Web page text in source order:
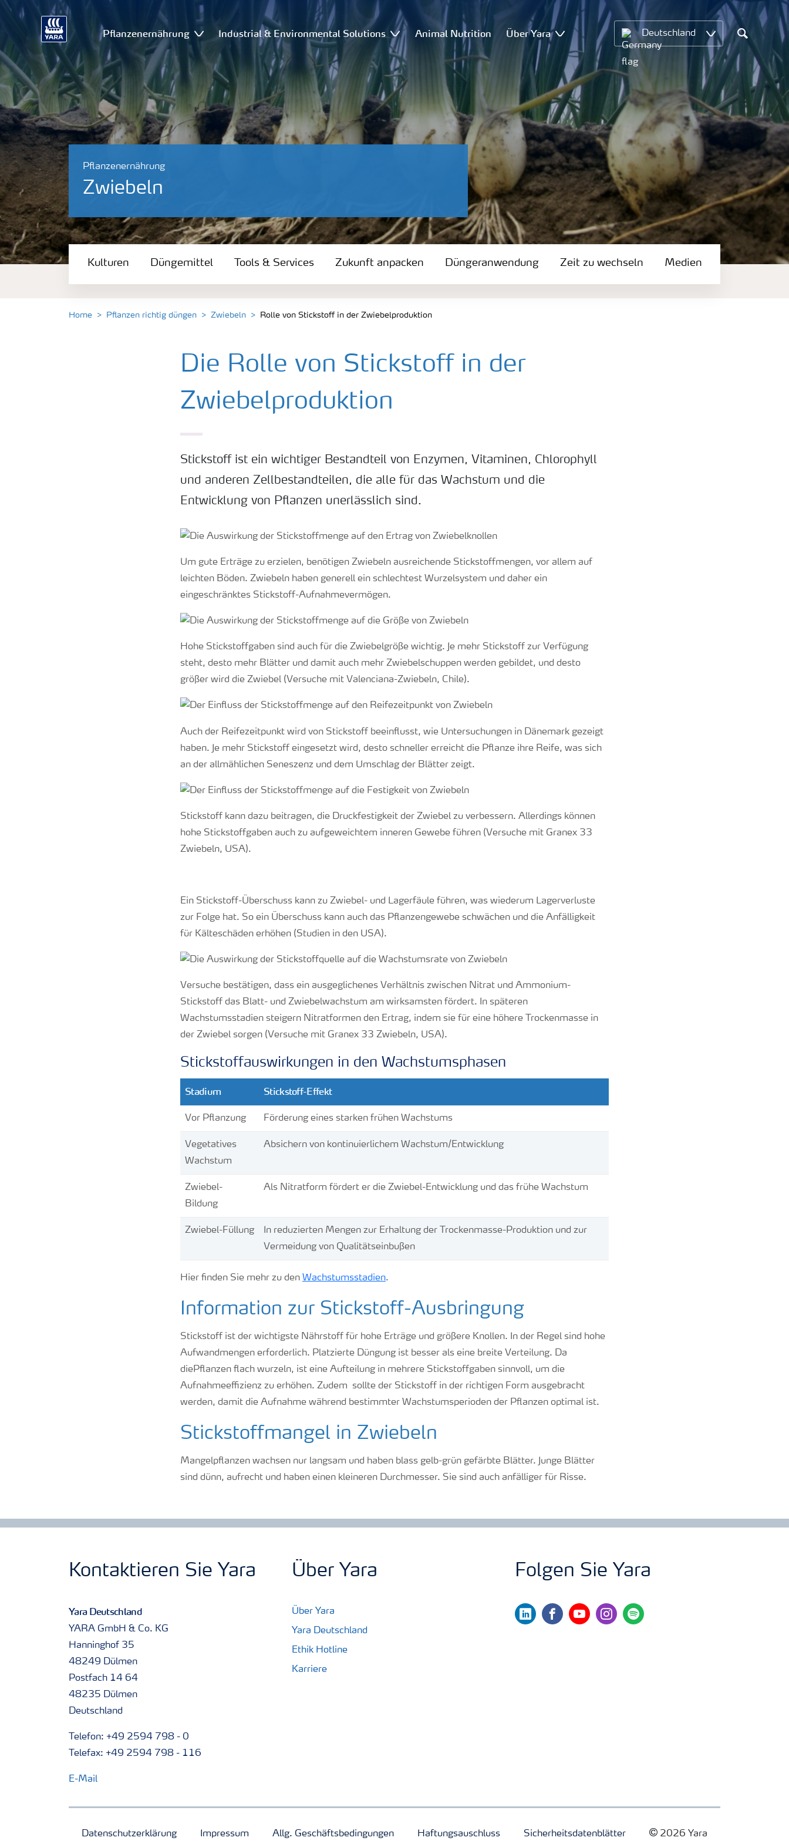
Pflanzenernährung Industrial & Environmental Solutions Animal Nutrition Über Yara Deutschland
Search
Pflanzenernährung
Zwiebeln
Kulturen
Tools & Services
Kulturen Düngemittel Tools & Services Zukunft anpacken Düngeranwendung Zeit zu wechseln Medien
Home Pflanzen richtig düngen Zwiebeln Rolle von Stickstoff in der Zwiebelproduktion
Die Rolle von Stickstoff in der
Zwiebelproduktion
Stickstoff ist ein wichtiger Bestandteil von Enzymen, Vitaminen, Chlorophyll
und anderen Zellbestandteilen, die alle für das Wachstum und die
Entwicklung von Pflanzen unerlässlich sind.
Um gute Erträge zu erzielen, benötigen Zwiebeln ausreichende Stickstoffmengen, vor allem auf
leichten Böden. Zwiebeln haben generell ein schlechtest Wurzelsystem und daher ein
eingeschränktes Stickstoff-Aufnahmevermögen.
Hohe Stickstoffgaben sind auch für die Zwiebelgröße wichtig. Je mehr Stickstoff zur Verfügung
steht, desto mehr Blätter und damit auch mehr Zwiebelschuppen werden gebildet, und desto
größer wird die Zwiebel (Versuche mit Valenciana-Zwiebeln, Chile).
Auch der Reifezeitpunkt wird von Stickstoff beeinflusst, wie Untersuchungen in Dänemark gezeigt
haben. Je mehr Stickstoff eingesetzt wird, desto schneller erreicht die Pflanze ihre Reife, was sich
an der allmählichen Seneszenz und dem Umschlag der Blätter zeigt.
Stickstoff kann dazu beitragen, die Druckfestigkeit der Zwiebel zu verbessern. Allerdings können
hohe Stickstoffgaben auch zu aufgeweichtem inneren Gewebe führen (Versuche mit Granex 33
Zwiebeln, USA).
Ein Stickstoff-Überschuss kann zu Zwiebel- und Lagerfäule führen, was wiederum Lagerverluste
zur Folge hat. So ein Überschuss kann auch das Pflanzengewebe schwächen und die Anfälligkeit
für Kälteschäden erhöhen (Studien in den USA).
Versuche bestätigen, dass ein ausgeglichenes Verhältnis zwischen Nitrat und Ammonium-
Stickstoff das Blatt- und Zwiebelwachstum am wirksamsten fördert. In späteren
Wachstumsstadien steigern Nitratformen den Ertrag, indem sie für eine höhere Trockenmasse in
der Zwiebel sorgen (Versuche mit Granex 33 Zwiebeln, USA).
Stickstoffauswirkungen in den Wachstumsphasen
Stadium Stickstoff-Effekt
Vor Pflanzung Förderung eines starken frühen Wachstums
Vegetatives
Wachstum
Absichern von kontinuierlichem Wachstum/Entwicklung
Zwiebel-
Bildung
Als Nitratform fördert er die Zwiebel-Entwicklung und das frühe Wachstum
Zwiebel-Füllung
In reduzierten Mengen zur Erhaltung der Trockenmasse-Produktion und zur
Vermeidung von Qualitätseinbußen
Hier finden Sie mehr zu den Wachstumsstadien.
Information zur Stickstoff-Ausbringung
Stickstoff ist der wichtigste Nährstoff für hohe Erträge und größere Knollen. In der Regel sind hohe
Aufwandmengen erforderlich. Platzierte Düngung ist besser als eine breite Verteilung. Da
diePflanzen flach wurzeln, ist eine Aufteilung in mehrere Stickstoffgaben sinnvoll, um die
Aufnahmeeffizienz zu erhöhen. Zudem sollte der Stickstoff in der richtigen Form ausgebracht
werden, damit die Aufnahme während bestimmter Wachstumsperioden der Pflanzen optimal ist.
Stickstoffmangel in Zwiebeln
Mangelpflanzen wachsen nur langsam und haben blass gelb-grün gefärbte Blätter. Junge Blätter
sind dünn, aufrecht und haben einen kleineren Durchmesser. Sie sind auch anfälliger für Risse.
Kontaktieren Sie Yara
Yara Deutschland
YARA GmbH & Co. KG
Hanninghof 35
48249 Dülmen
Postfach 14 64
48235 Dülmen
Deutschland
Telefon: +49 2594 798 - 0
Telefax: +49 2594 798 - 116
E-Mail
Über Yara
Über Yara
Yara Deutschland
Ethik Hotline
Karriere
Folgen Sie Yara
linkedinfacebookyoutubeinstagram
spotify
Datenschutzerklärung Impressum Allg. Geschäftsbedingungen Haftungsauschluss Sicherheitsdatenblätter 2026 Yara